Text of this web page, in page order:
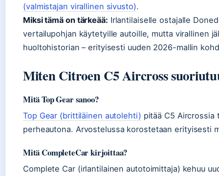
(valmistajan virallinen sivusto).
Miksi tämä on tärkeää: Irlantilaiselle ostajalle
vertailupohjan käytetyille autoille, mutta virallinen
huoltohistorian – erityisesti uuden 2026-mallin
Miten Citroen C5 Aircross
Mitä Top Gear sanoo?
Top Gear (brittiläinen autolehti) pitää C5 Aircrossia
perheautona. Arvostelussa korostetaan erityisesti
Mitä CompleteCar kirjoittaa?
Complete Car (irlantilainen autotoimittaja) kehuu